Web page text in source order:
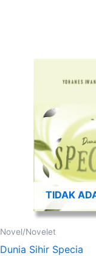
TIDAK
Novel/Novelet
Dunia Sihir Specia